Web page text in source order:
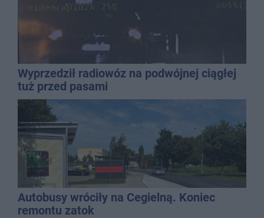
Wyprzedził radiowóz na podwójnej ciągłej
tuż przed pasami
Autobusy wróciły na Cegielną. Koniec
remontu zatok